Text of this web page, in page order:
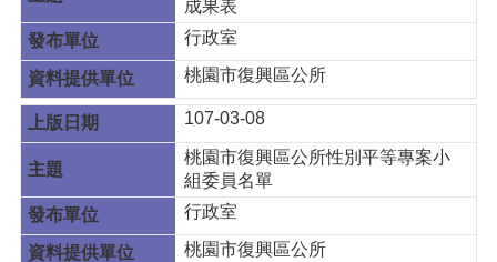
成果表
行政室
桃園市復興區公所
107-03-08
桃園市復興區公所性別平等專案小
組委員名單
行政室
桃園市復興區公所